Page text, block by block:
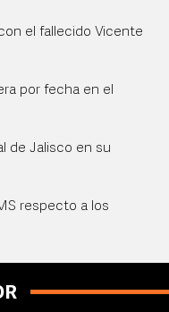
el fallecido Vicente
por fecha en el
de Jalisco en su
respecto a los